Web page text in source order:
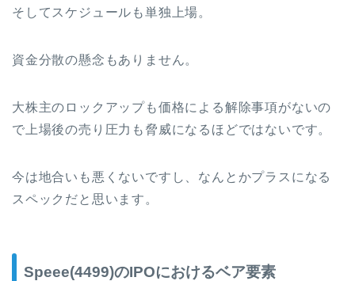
そしてスケジュールも単独上場。
資金分散の懸念もありません。
大株主のロックアップも価格による解除事項がないの
で上場後の売り圧力も脅威になるほどではないです。
今は地合いも悪くないですし、なんとかプラスになる
スペックだと思います。
Speee(4499)のIPOにおけるベア要素